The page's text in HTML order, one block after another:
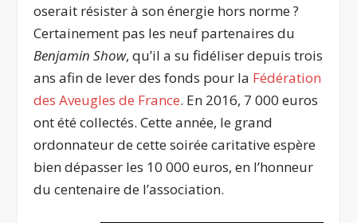
oserait résister à son énergie hors norme ?
Certainement pas les neuf partenaires du
Benjamin Show, qu’il a su fidéliser depuis trois
ans afin de lever des fonds pour la Fédération
des Aveugles de France. En 2016, 7 000 euros
ont été collectés. Cette année, le grand
ordonnateur de cette soirée caritative espère
bien dépasser les 10 000 euros, en l’honneur
du centenaire de l’association.